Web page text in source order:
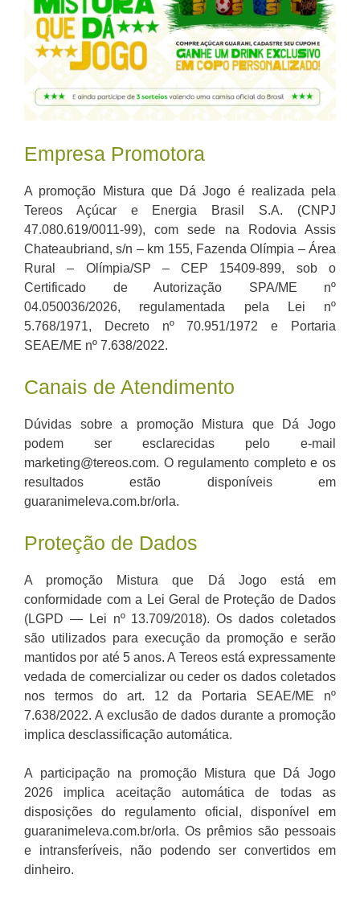
Empresa Promotora
A promoção Mistura que Dá Jogo é realizada pela
Tereos Açúcar e Energia Brasil S.A. (CNPJ
47.080.619/0011-99), com sede na Rodovia Assis
Chateaubriand, s/n – km 155, Fazenda Olímpia – Área
Rural – Olímpia/SP – CEP 15409-899, sob o
Certificado de Autorização SPA/ME nº
04.050036/2026, regulamentada pela Lei nº
5.768/1971, Decreto nº 70.951/1972 e Portaria
SEAE/ME nº 7.638/2022.
Canais de Atendimento
Dúvidas sobre a promoção Mistura que Dá Jogo
podem ser esclarecidas pelo e-mail
marketing@tereos.com. O regulamento completo e os
resultados estão disponíveis em
guaranimeleva.com.br/orla.
Proteção de Dados
A promoção Mistura que Dá Jogo está em
conformidade com a Lei Geral de Proteção de Dados
(LGPD — Lei nº 13.709/2018). Os dados coletados
são utilizados para execução da promoção e serão
mantidos por até 5 anos. A Tereos está expressamente
vedada de comercializar ou ceder os dados coletados
nos termos do art. 12 da Portaria SEAE/ME nº
7.638/2022. A exclusão de dados durante a promoção
implica desclassificação automática.
A participação na promoção Mistura que Dá Jogo
2026 implica aceitação automática de todas as
disposições do regulamento oficial, disponível em
guaranimeleva.com.br/orla. Os prêmios são pessoais
e intransferíveis, não podendo ser convertidos em
dinheiro.